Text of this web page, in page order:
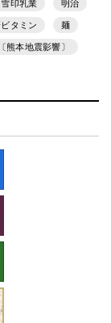
雪印乳業 明治
タミン 麺
〔熊本地震影響〕